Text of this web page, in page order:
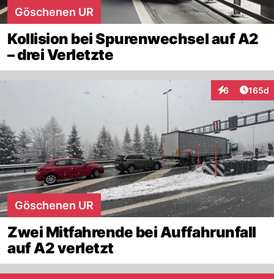
Göschenen UR
Kollision bei Spurenwechsel auf A2
– drei Verletzte
6
Interaktionen
165d
Göschenen UR
Zwei Mitfahrende bei Auffahrunfall
auf A2 verletzt